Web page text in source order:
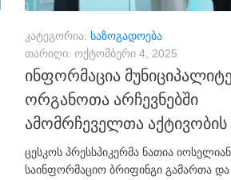
კატეგორია: საზოგადოება
თარიღი: ოქტომბერი 4, 2025
ინფორმაცია
ორგანოთა არჩევნებში
ამომრჩეველთა აქტივობის
ცესკოს პრესსპიკერმა ნათია
საინფორმაციო ბრიფინგი გამართა